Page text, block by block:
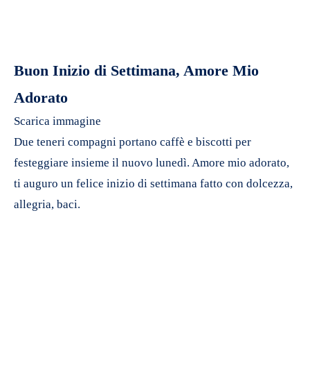
Buon Inizio di Settimana, Amore Mio
Adorato
Scarica immagine
Due teneri compagni portano caffè e biscotti per
festeggiare insieme il nuovo lunedì. Amore mio adorato,
ti auguro un felice inizio di settimana fatto con dolcezza,
allegria, baci.